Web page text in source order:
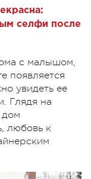
селфи после
с малышом,
появляется
увидеть ее
Глядя на
дом
любовь к